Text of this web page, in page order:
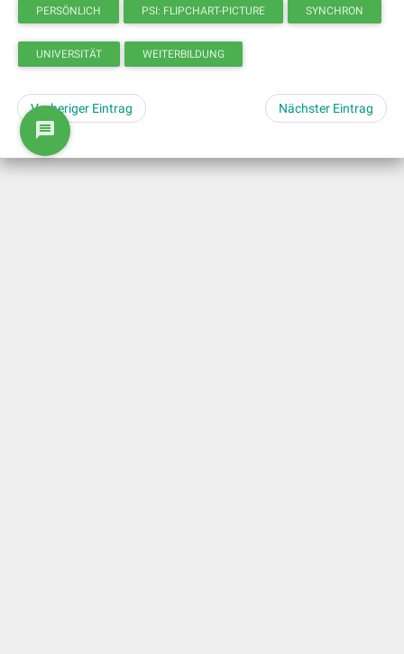
PERSÖNLICH PSI: FLIPCHART-PICTURE SYNCHRON
UNIVERSITÄT WEITERBILDUNG
Vorheriger Eintrag Nächster Eintrag